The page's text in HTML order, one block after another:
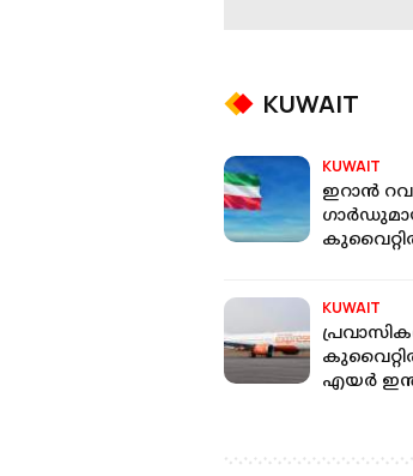
KUWAIT
KUWAIT
ഇറാൻ
KUWAIT
കുവൈറ്റിൽ
എയർ